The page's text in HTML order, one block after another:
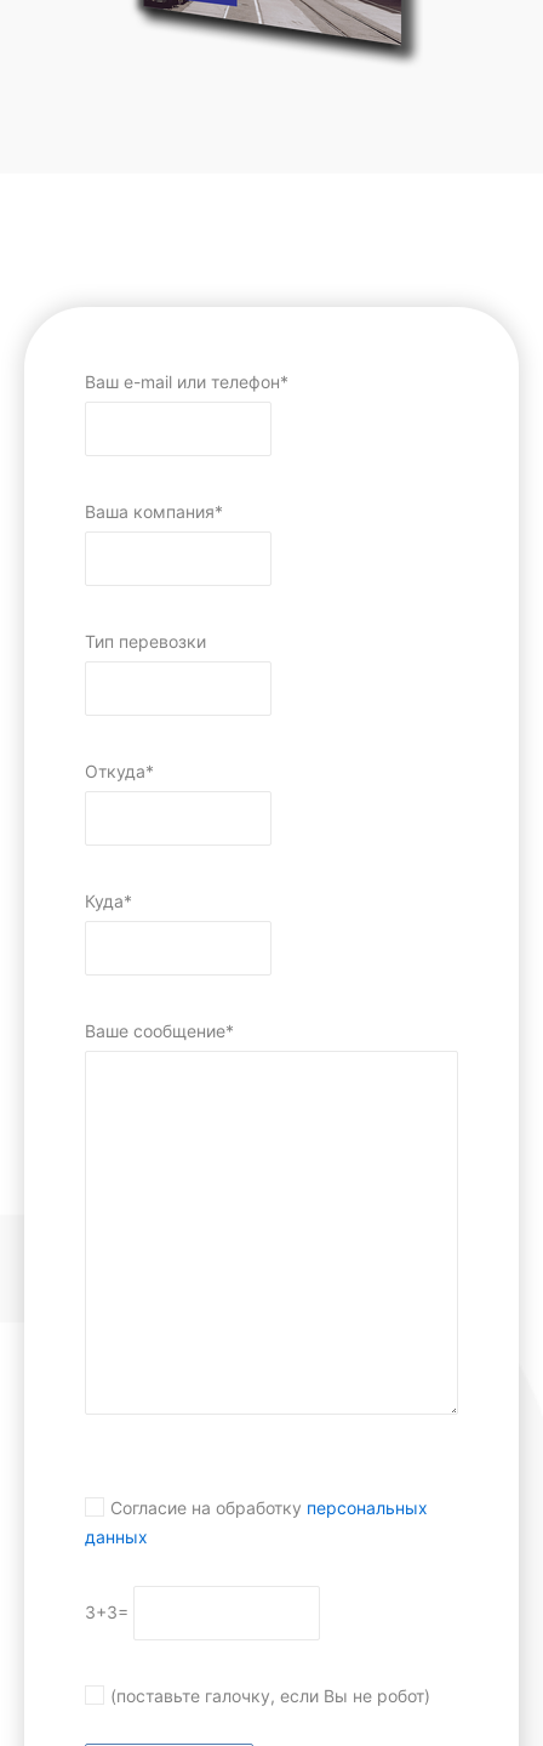
Ваш e-mail или телефон*
Ваша компания*
Тип перевозки
Откуда*
Куда*
Ваше сообщение*
Согласие на обработку персональных
данных
3+3=
(поставьте галочку, если Вы не робот)